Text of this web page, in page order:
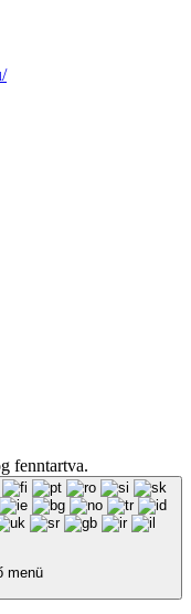
fenntartva.